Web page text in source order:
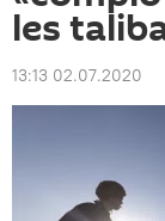
les
13:13 02.07.2020